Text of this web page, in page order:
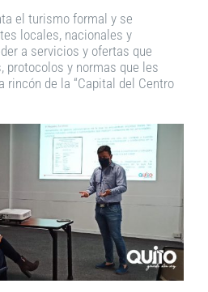
el turismo formal y se
locales, nacionales y
a servicios y ofertas que
protocolos y normas que les
rincón de la “Capital del Centro